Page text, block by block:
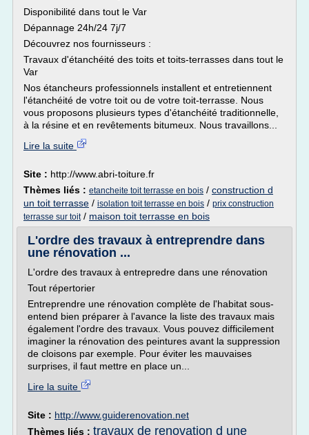
Disponibilité dans tout le Var
Dépannage 24h/24 7j/7
Découvrez nos fournisseurs :
Travaux d'étanchéité des toits et toits-terrasses dans tout le
Var
Nos étancheurs professionnels installent et entretiennent
l'étanchéité de votre toit ou de votre toit-terrasse. Nous
vous proposons plusieurs types d'étanchéité traditionnelle,
à la résine et en revêtements bitumeux. Nous travaillons...
Lire la suite
Site : http://www.abri-toiture.fr
Thèmes liés : etancheite toit terrasse en bois / construction d
un toit terrasse / isolation toit terrasse en bois / prix construction
terrasse sur toit/ maison toit terrasse en bois
L'ordre des travaux à entreprendre dans
une rénovation ...
L'ordre des travaux à entrepredre dans une rénovation
Tout répertorier
Entreprendre une rénovation complète de l'habitat sous-
entend bien préparer à l'avance la liste des travaux mais
également l'ordre des travaux. Vous pouvez difficilement
imaginer la rénovation des peintures avant la suppression
de cloisons par exemple. Pour éviter les mauvaises
surprises, il faut mettre en place un...
Lire la suite
Site : http://www.guiderenovation.net
Thèmes liés : travaux de renovation d une